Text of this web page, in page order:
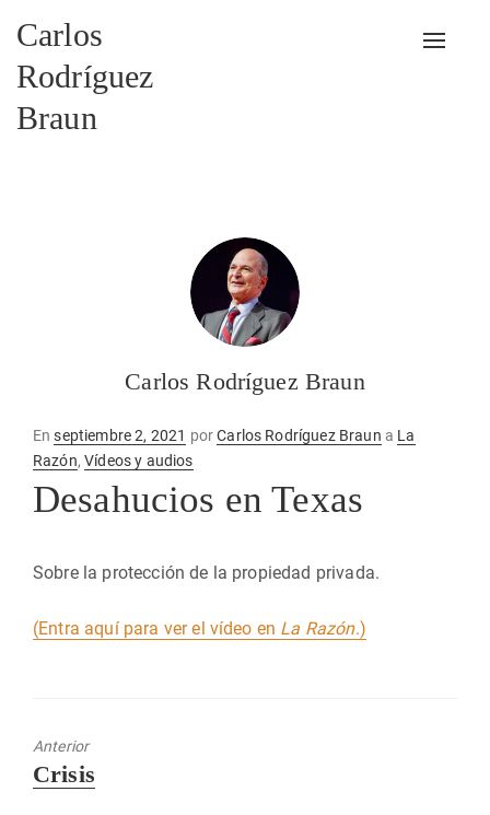
Carlos
Rodríguez
Braun
Carlos Rodríguez Braun
EnPublicado
en
septiembre 2, 2021 porCarlos Rodríguez Braun a La
Razón,Vídeos y audios
Desahucios en Texas
Sobre la protección de la propiedad privada.
(Entra aquí para ver el vídeo en La Razón.)
Anterior
Entrada
Crisis